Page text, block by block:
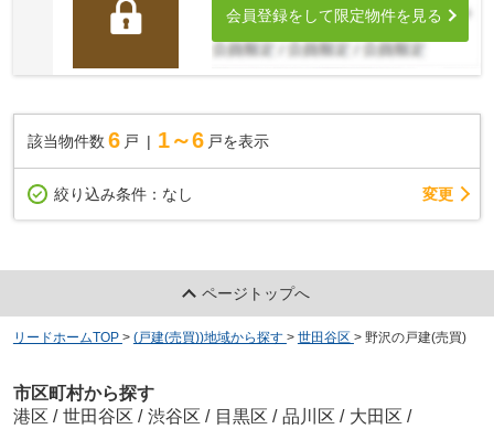
会員登録をして限定物件を見る
該当物件数 6 戸 1～6 戸を表示
絞り込み条件： なし 変更
ページトップへ
リードホームTOP > (戸建(売買))地域から探す > 世田谷区 > 野沢の戸建(売買)
市区町村から探す
港区 / 世田谷区 / 渋谷区 / 目黒区 / 品川区 / 大田区 /